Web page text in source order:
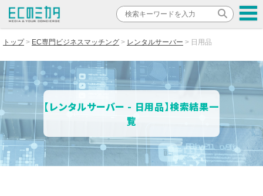
トップ EC専門ビジネスマッチング レンタルサーバー 日用品
【レンタルサーバー - 日用品】検索結果一
覧